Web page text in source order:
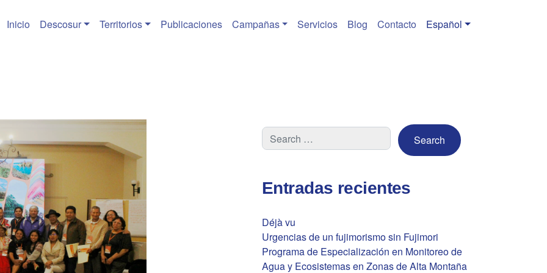
Inicio Descosur Territorios Publicaciones Campañas Servicios Blog Contacto Español
Entradas recientes
Déjà vu
Urgencias de un fujimorismo sin Fujimori
Programa de Especialización en Monitoreo de
Agua y Ecosistemas en Zonas de Alta Montaña